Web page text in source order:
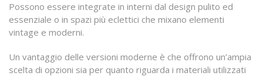
Possono essere integrate in interni dal design pulito ed
essenziale o in spazi più eclettici che mixano elementi
vintage e moderni.
Un vantaggio delle versioni moderne è che offrono un’ampia
scelta di opzioni sia per quanto riguarda i materiali utilizzati